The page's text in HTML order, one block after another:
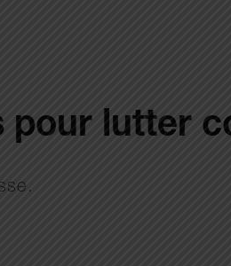
lutter